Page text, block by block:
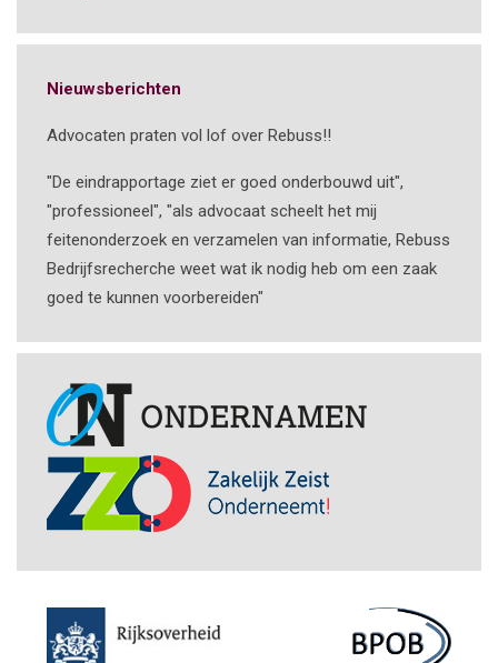
Nieuwsberichten
Advocaten praten vol lof over Rebuss!!
"De eindrapportage ziet er goed onderbouwd uit",
"professioneel", "als advocaat scheelt het mij
feitenonderzoek en verzamelen van informatie, Rebuss
Bedrijfsrecherche weet wat ik nodig heb om een zaak
goed te kunnen voorbereiden"